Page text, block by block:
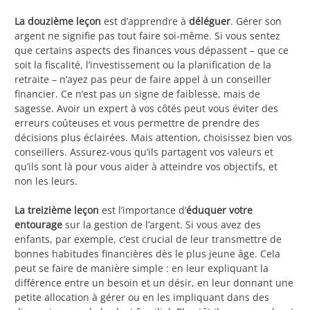
La douzième leçon est d’apprendre à déléguer. Gérer son
argent ne signifie pas tout faire soi-même. Si vous sentez
que certains aspects des finances vous dépassent – que ce
soit la fiscalité, l’investissement ou la planification de la
retraite – n’ayez pas peur de faire appel à un conseiller
financier. Ce n’est pas un signe de faiblesse, mais de
sagesse. Avoir un expert à vos côtés peut vous éviter des
erreurs coûteuses et vous permettre de prendre des
décisions plus éclairées. Mais attention, choisissez bien vos
conseillers. Assurez-vous qu’ils partagent vos valeurs et
qu’ils sont là pour vous aider à atteindre vos objectifs, et
non les leurs.
La treizième leçon est l’importance d’éduquer votre
entourage sur la gestion de l’argent. Si vous avez des
enfants, par exemple, c’est crucial de leur transmettre de
bonnes habitudes financières dès le plus jeune âge. Cela
peut se faire de manière simple : en leur expliquant la
différence entre un besoin et un désir, en leur donnant une
petite allocation à gérer ou en les impliquant dans des